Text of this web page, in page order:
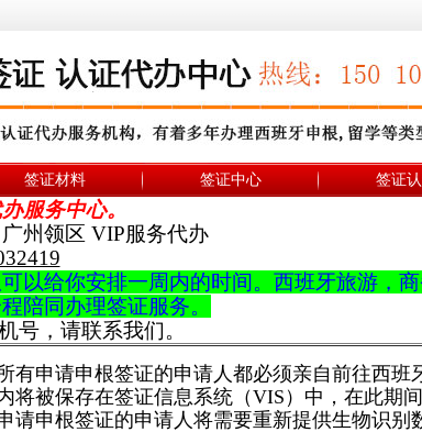
签证材料 签证中心 签证
服务中心。
州领区 VIP服务代办
以给你安排一周内的时间。西班牙旅游，商
陪同办理签证服务。
号，请联系我们。
有申请申根签证的申请人都必须亲自前往西班
将被保存在签证信息系统（VIS）中，在此期
请申根签证的申请人将需要重新提供生物识别